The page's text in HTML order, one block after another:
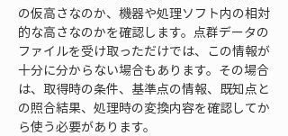
の仮高さなのか、機器や処理ソフト内の相対
的な高さなのかを確認します。点群データの
ファイルを受け取っただけでは、この情報が
十分に分からない場合もあります。その場合
は、取得時の条件、基準点の情報、既知点と
の照合結果、処理時の変換内容を確認してか
ら使う必要があります。